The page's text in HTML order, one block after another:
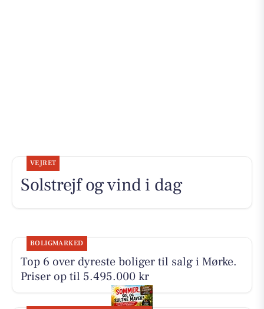
VEJRET
Solstrejf og vind i dag
BOLIGMARKED
Top 6 over dyreste boliger til salg i Mørke.
Priser op til 5.495.000 kr